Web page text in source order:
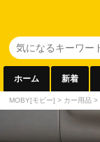
ホーム 新着
MOBY[モビー] > カー用品 >